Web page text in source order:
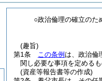
○政治倫理の確立のた
(趣旨)
第1条
この条例 は、政治倫
関し必要な事項を定めるも
(資産等報告書等の作成)